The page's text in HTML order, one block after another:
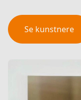
Se kunstnere